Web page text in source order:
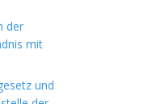
der
mit
und